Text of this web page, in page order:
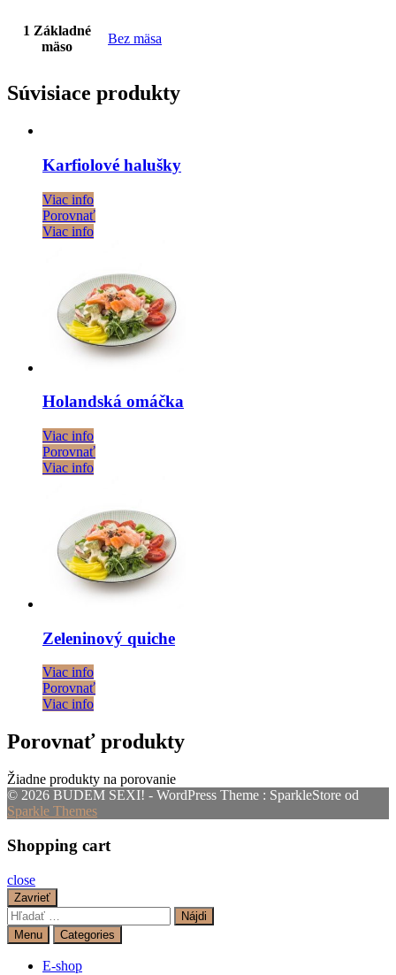
1 Základné
mäso
Bez mäsa
Súvisiace produkty
Karfiolové halušky
Viac info
Porovnať
Viac info
Holandská omáčka
Viac info
Porovnať
Viac info
Zeleninový quiche
Viac info
Porovnať
Viac info
Porovnať produkty
Žiadne produkty na porovanie
© 2026 BUDEM SEXI! - WordPress Theme : SparkleStore od
Sparkle Themes
Shopping cart
close
Zavrieť
Hľadať:
Menu Categories
E-shop